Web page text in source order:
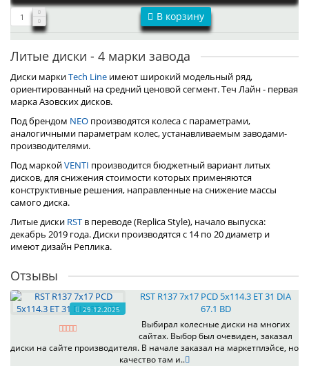
В корзину
Литые диски - 4 марки завода
Диски маркиTech Line имеют широкий модельный ряд,
ориентированный на средний ценовой сегмент. Теч Лайн - первая
марка Азовских дисков.
Под брендом NEO производятся колеса с параметрами,
аналогичными параметрам колес, устанавливаемым заводами-
производителями.
Под маркойVENTI производится бюджетный вариант литых
дисков, для снижения стоимости которых применяются
конструктивные решения, направленные на снижение массы
самого диска.
Литые диски RST в переводе (Replica Style), начало выпуска:
декабрь 2019 года. Диски производятся с 14 по 20 диаметр и
имеют дизайн Реплика.
Отзывы
29.12.2025
RST R137 7x17 PCD 5x114.3 ET 31 DIA
67.1 BD
Выбирал колесные диски на многих
сайтах. Выбор был очевиден, заказал
диски на сайте производителя. В начале заказал на маркетплэйсе, но
качество там и..